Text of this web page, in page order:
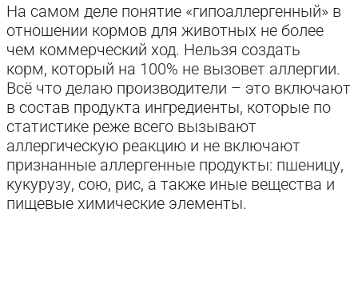
На самом деле понятие «гипоаллергенный» в
отношении кормов для животных не более
чем коммерческий ход. Нельзя создать
корм, который на 100% не вызовет аллергии.
Всё что делаю производители – это включают
в состав продукта ингредиенты, которые по
статистике реже всего вызывают
аллергическую реакцию и не включают
признанные аллергенные продукты: пшеницу,
кукурузу, сою, рис, а также иные вещества и
пищевые химические элементы.